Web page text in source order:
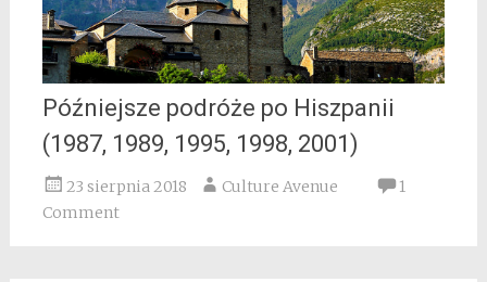
Późniejsze podróże po Hiszpanii
(1987, 1989, 1995, 1998, 2001)
23 sierpnia 2018 Culture Avenue
1
Comment